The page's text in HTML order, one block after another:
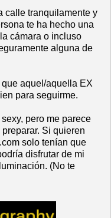
calle tranquilamente y
te ha hecho una
cámara o incluso
alguna de
aquel/aquella EX
para seguirme.
pero me parece
Si quieren
solo tenían que
disfrutar de mi
(No te